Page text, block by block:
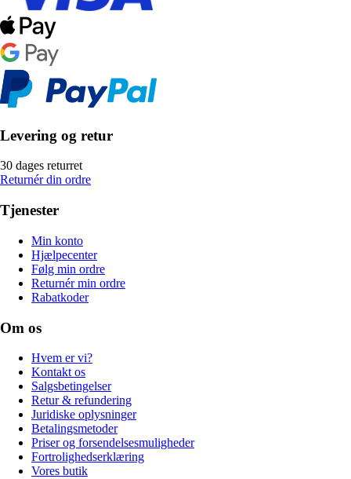
Levering og retur
30 dages returret
Returnér din ordre
Tjenester
Min konto
Hjælpecenter
Følg min ordre
Returnér min ordre
Rabatkoder
Om os
Hvem er vi?
Kontakt os
Salgsbetingelser
Retur & refundering
Juridiske oplysninger
Betalingsmetoder
Priser og forsendelsesmuligheder
Fortrolighedserklæring
Vores butik